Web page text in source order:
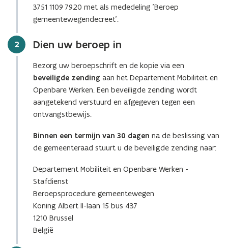
3751 1109 7920 met als mededeling 'Beroep
gemeentewegendecreet'.
Stap
2 Dien uw beroep in
Bezorg uw beroepschrift en de kopie via een
beveiligde zending aan het Departement Mobiliteit en
Openbare Werken. Een beveiligde zending wordt
aangetekend verstuurd en afgegeven tegen een
ontvangstbewijs.
Binnen een termijn van 30 dagen na de beslissing van
de gemeenteraad stuurt u de beveiligde zending naar:
Departement Mobiliteit en Openbare Werken -
Stafdienst
Beroepsprocedure gemeentewegen
Koning Albert II-laan 15 bus 437
1210 Brussel
België